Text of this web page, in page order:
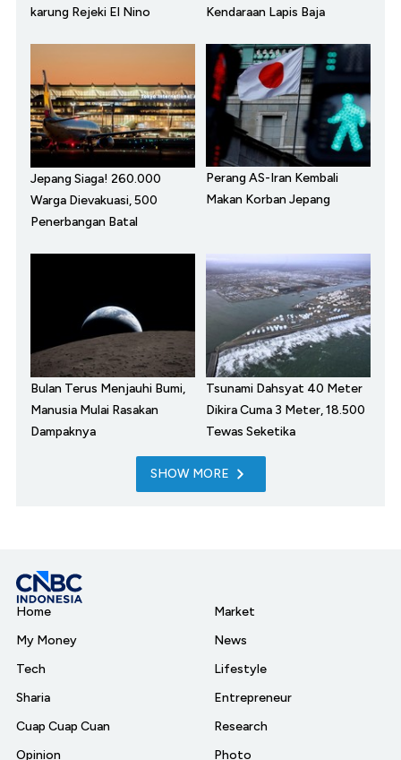
karung Rejeki El Nino
Kendaraan Lapis Baja
Jepang Siaga! 260.000
Warga Dievakuasi, 500
Penerbangan Batal
Perang AS-Iran Kembali
Makan Korban Jepang
Bulan Terus Menjauhi Bumi,
Manusia Mulai Rasakan
Dampaknya
Tsunami Dahsyat 40 Meter
Dikira Cuma 3 Meter, 18.500
Tewas Seketika
SHOW MORE
Home
My Money
Tech
Sharia
Cuap Cuap Cuan
Opinion
Market
News
Lifestyle
Entrepreneur
Research
Photo